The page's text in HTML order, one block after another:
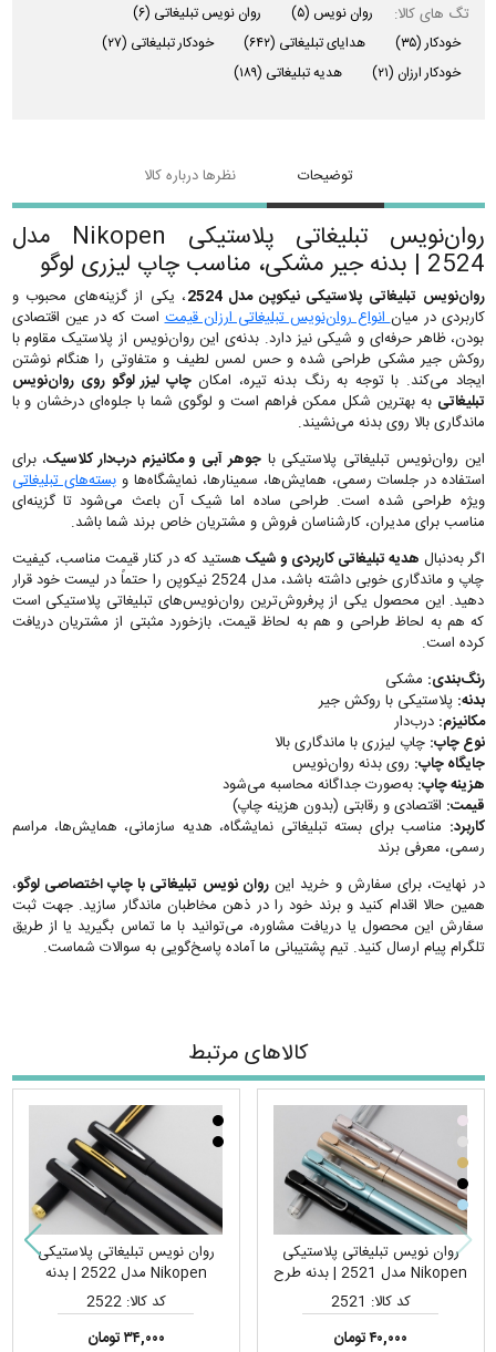
تگ های کالا: روان نویس (۵) روان نویس تبلیغاتی (۶)
خودکار(۳۵) هدایای تبلیغاتی (۶۴۲) خودکار تبلیغاتی (۲۷)
خودکار ارزان (۲۱) هدیه تبلیغاتی (۱۸۹)
توضیحات نظرها درباره کالا
روان‌نویس تبلیغاتی پلاستیکی Nikopen مدل
2524 | بدنه جیر مشکی، مناسب چاپ لیزری لوگو
روان‌نویس تبلیغاتی پلاستیکی نیکوپن مدل 2524
، یکی از گزینه‌های محبوب و
کاربردی در میانانواع روان‌نویس تبلیغاتی ارزان قیمتاست که در عین اقتصادی
بودن، ظاهر حرفه‌ای و شیکی نیز دارد. بدنه‌ی این روان‌نویس از پلاستیک مقاوم با
روکش جیر مشکی طراحی شده و حس لمس لطیف و متفاوتی را هنگام نوشتن
ایجاد می‌کند. با توجه به رنگ بدنه تیره، امکانچاپ لیزر لوگو روی روان‌نویس
تبلیغاتی به بهترین شکل ممکن فراهم است و لوگوی شما با جلوه‌ای درخشان و با
ماندگاری بالا روی بدنه می‌نشیند.
این روان‌نویس تبلیغاتی پلاستیکی باجوهر آبی و مکانیزم درب‌دار کلاسیک، برای
استفاده در جلسات رسمی، همایش‌ها، سمینارها، نمایشگاه‌ها وبسته‌های تبلیغاتی
ویژه طراحی شده است. طراحی ساده اما شیک آن باعث می‌شود تا گزینه‌ای
مناسب برای مدیران، کارشناسان فروش و مشتریان خاص برند شما باشد.
اگر به‌دنبال هدیه تبلیغاتی کاربردی و شیک هستید که در کنار قیمت مناسب، کیفیت
چاپ و ماندگاری خوبی داشته باشد، مدل 2524 نیکوپن را حتماً در لیست خود قرار
دهید. این محصول یکی از پرفروش‌ترین روان‌نویس‌های تبلیغاتی پلاستیکی است
که هم به لحاظ طراحی و هم به لحاظ قیمت، بازخورد مثبتی از مشتریان دریافت
کرده است.
رنگ‌بندی: مشکی
بدنه: پلاستیکی با روکش جیر
مکانیزم: درب‌دار
نوع چاپ: چاپ لیزری با ماندگاری بالا
جایگاه چاپ: روی بدنه روان‌نویس
هزینه چاپ: به‌صورت جداگانه محاسبه می‌شود
قیمت: اقتصادی و رقابتی (بدون هزینه چاپ)
کاربرد: مناسب برای بسته تبلیغاتی نمایشگاه، هدیه سازمانی، همایش‌ها، مراسم
رسمی، معرفی برند
در نهایت، برای سفارش و خرید اینروان نویس تبلیغاتی با چاپ اختصاصی لوگو،
همین حالا اقدام کنید و برند خود را در ذهن مخاطبان ماندگار سازید. جهت ثبت
سفارش این محصول یا دریافت مشاوره، می‌توانید با ما تماس بگیرید یا از طریق
تلگرام پیام ارسال کنید. تیم پشتیبانی ما آماده پاسخ‌گویی به سوالات شماست.
کالاهای مرتبط
روان نویس تبلیغاتی پلاستیکی
Nikopen مدل 2521 | بدنه طرح
فلز، مناسب چاپ لیزر لوگو
کد کالا: 2521
۴۰,۰۰۰ تومان
روان نویس تبلیغاتی پلاستیکی
Nikopen مدل 2522 | بدنه
مشکی جیر، مناسب چاپ لیزر
لوگو
کد کالا: 2522
۳۴,۰۰۰ تومان